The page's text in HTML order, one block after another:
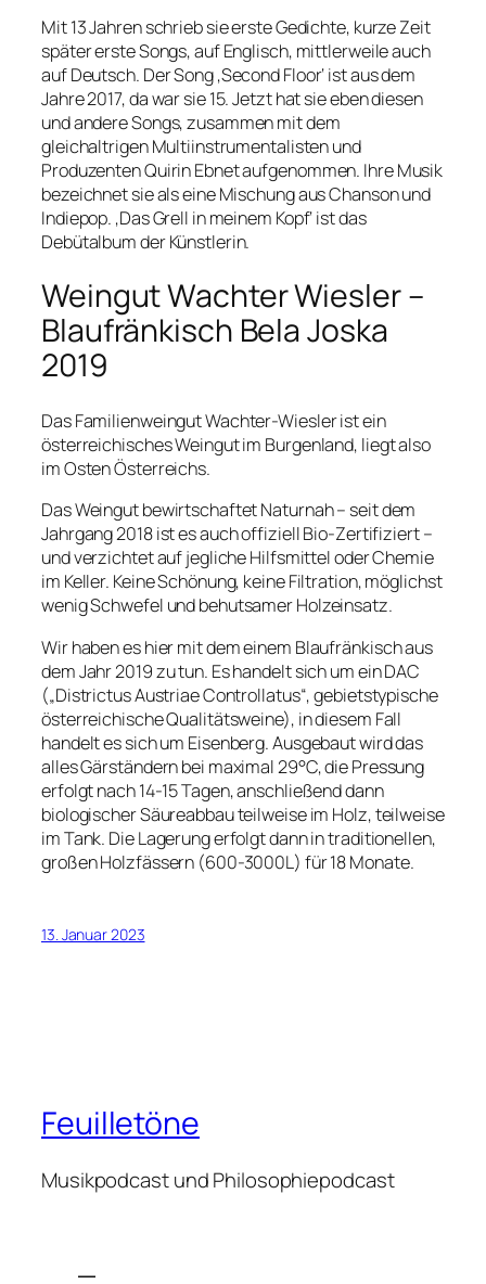
Mit 13 Jahren schrieb sie erste Gedichte, kurze Zeit
später erste Songs, auf Englisch, mittlerweile auch
auf Deutsch. Der Song ‚Second Floor‘ ist aus dem
Jahre 2017, da war sie 15. Jetzt hat sie eben diesen
und andere Songs, zusammen mit dem
gleichaltrigen Multiinstrumentalisten und
Produzenten Quirin Ebnet aufgenommen. Ihre Musik
bezeichnet sie als eine Mischung aus Chanson und
Indiepop. ‚Das Grell in meinem Kopf‘ ist das
Debütalbum der Künstlerin.
Weingut Wachter Wiesler –
Blaufränkisch Bela Joska
2019
Das Familienweingut Wachter-Wiesler ist ein
österreichisches Weingut im Burgenland, liegt also
im Osten Österreichs.
Das Weingut bewirtschaftet Naturnah – seit dem
Jahrgang 2018 ist es auch offiziell Bio-Zertifiziert –
und verzichtet auf jegliche Hilfsmittel oder Chemie
im Keller. Keine Schönung, keine Filtration, möglichst
wenig Schwefel und behutsamer Holzeinsatz.
Wir haben es hier mit dem einem Blaufränkisch aus
dem Jahr 2019 zu tun. Es handelt sich um ein DAC
(„Districtus Austriae Controllatus“, gebietstypische
österreichische Qualitätsweine), in diesem Fall
handelt es sich um Eisenberg. Ausgebaut wird das
alles Gärständern bei maximal 29°C, die Pressung
erfolgt nach 14-15 Tagen, anschließend dann
biologischer Säureabbau teilweise im Holz, teilweise
im Tank. Die Lagerung erfolgt dann in traditionellen,
großen Holzfässern (600-3000L) für 18 Monate.
13. Januar 2023
Feuilletöne
Musikpodcast und Philosophiepodcast